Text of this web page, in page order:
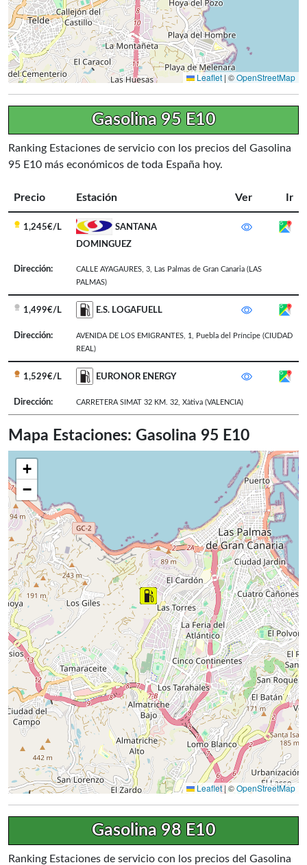
Leaflet | ©OpenStreetMap
Gasolina 95 E10
Ranking Estaciones de servicio con los precios del Gasolina
95 E10 más económicos de toda España hoy.
Precio Estación Ver Ir
1,245€/L
SANTANA
DOMINGUEZ
Dirección: CALLE AYAGAURES, 3 Las Palmas de Gran Canaria (LAS
PALMAS)
1,499€/L E.S. LOGAFUELL
Dirección: AVENIDA DE LOS EMIGRANTES, 1 Puebla del Príncipe (CIUDAD
REAL)
1,529€/L EURONOR ENERGY
Dirección: CARRETERA SIMAT 32 KM. 32 Xàtiva (VALENCIA)
Mapa Estaciones: Gasolina 95 E10
+
−
Leaflet|©OpenStreetMap
Gasolina 98 E10
Ranking Estaciones de servicio con los precios del Gasolina